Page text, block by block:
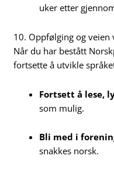
uker etter
10. Oppfølging og veien
Når du har bestått
fortsette å utvikle
Fortsett å lese,
som mulig.
Bli med i
snakkes norsk.